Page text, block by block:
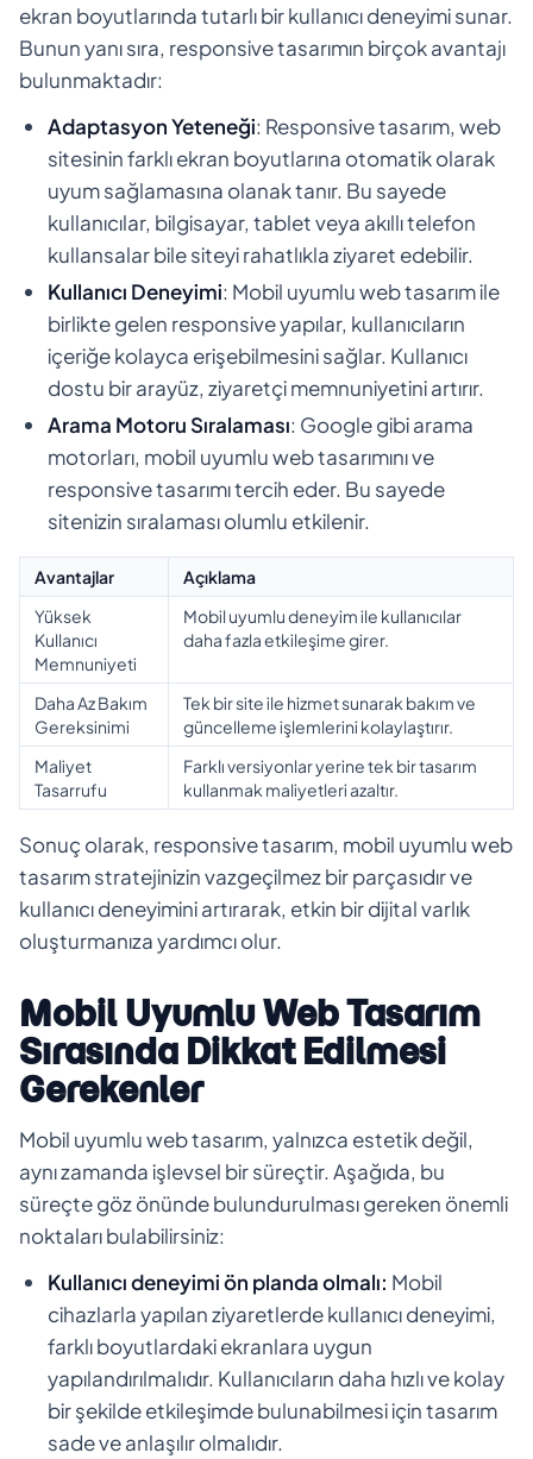
ekran boyutlarında tutarlı bir kullanıcı deneyimi sunar.
Bunun yanı sıra, responsive tasarımın birçok avantajı
bulunmaktadır:
Adaptasyon Yeteneği: Responsive tasarım, web
sitesinin farklı ekran boyutlarına otomatik olarak
uyum sağlamasına olanak tanır. Bu sayede
kullanıcılar, bilgisayar, tablet veya akıllı telefon
kullansalar bile siteyi rahatlıkla ziyaret edebilir.
Kullanıcı Deneyimi: Mobil uyumlu web tasarım ile
birlikte gelen responsive yapılar, kullanıcıların
içeriğe kolayca erişebilmesini sağlar. Kullanıcı
dostu bir arayüz, ziyaretçi memnuniyetini artırır.
Arama Motoru Sıralaması: Google gibi arama
motorları, mobil uyumlu web tasarımını ve
responsive tasarımı tercih eder. Bu sayede
sitenizin sıralaması olumlu etkilenir.
Avantajlar
Açıklama
Yüksek
Kullanıcı
Memnuniyeti
Mobil uyumlu deneyim ile kullanıcılar
daha fazla etkileşime girer.
Daha Az Bakım
Gereksinimi
Tek bir site ile hizmet sunarak bakım ve
güncelleme işlemlerini kolaylaştırır.
Maliyet
Tasarrufu
Farklı versiyonlar yerine tek bir tasarım
kullanmak maliyetleri azaltır.
Sonuç olarak, responsive tasarım, mobil uyumlu web
tasarım stratejinizin vazgeçilmez bir parçasıdır ve
kullanıcı deneyimini artırarak, etkin bir dijital varlık
oluşturmanıza yardımcı olur.
Mobil Uyumlu Web Tasarım
Sırasında Dikkat Edilmesi
Gerekenler
Mobil uyumlu web tasarım, yalnızca estetik değil,
aynı zamanda işlevsel bir süreçtir. Aşağıda, bu
süreçte göz önünde bulundurulması gereken önemli
noktaları bulabilirsiniz:
Kullanıcı deneyimi ön planda olmalı: Mobil
cihazlarla yapılan ziyaretlerde kullanıcı deneyimi,
farklı boyutlardaki ekranlara uygun
yapılandırılmalıdır. Kullanıcıların daha hızlı ve kolay
bir şekilde etkileşimde bulunabilmesi için tasarım
sade ve anlaşılır olmalıdır.